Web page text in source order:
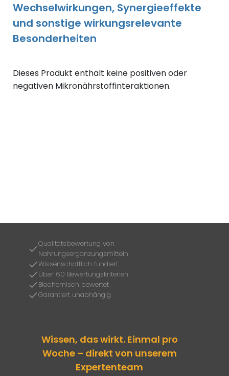
Wechselwirkungen, Synergieeffekte
und sonstige wirkungsrelevante
Besonderheiten
Dieses Produkt enthält keine positiven oder
negativen Mikronährstoffinteraktionen.
Qualitätsbewertung von
Nahrungsergänzungsmitteln
Wissenschaftlich fundiert
Über 60 Bewertungskriterien
Biochemisch bewertet
Garantiert unabhängig
Wissen, das wirkt. Einmal pro
Woche – direkt von unserem
Expertenteam